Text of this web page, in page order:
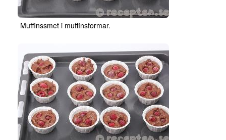
Muffinssmet i muffinsformar.